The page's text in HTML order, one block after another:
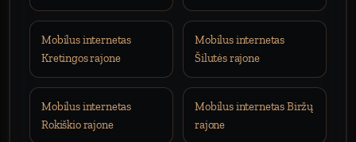
Mobilus internetas
Kretingos rajone
Mobilus internetas
Šilutės rajone
Mobilus internetas
Rokiškio rajone
Mobilus internetas Biržų
rajone